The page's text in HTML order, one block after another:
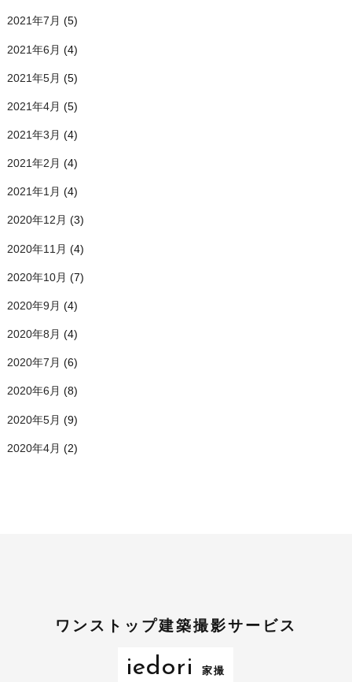
2021年7月 (5)
2021年6月 (4)
2021年5月 (5)
2021年4月 (5)
2021年3月 (4)
2021年2月 (4)
2021年1月 (4)
2020年12月 (3)
2020年11月 (4)
2020年10月 (7)
2020年9月 (4)
2020年8月 (4)
2020年7月 (6)
2020年6月 (8)
2020年5月 (9)
2020年4月 (2)
ワンストップ建築撮影サービス
iedori 家撮